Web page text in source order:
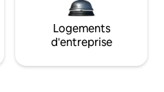
Logements
d'entreprise